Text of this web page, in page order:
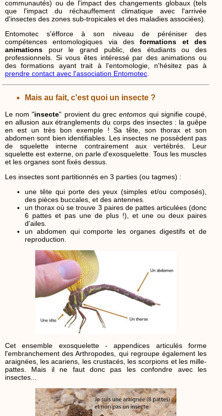
communautés) ou de l'impact des changements globaux (tels
que l'impact du réchauffement climatique avec l'arrivée
d'insectes des zones sub-tropicales et des maladies associées).
Entomotec s'éfforce à son niveau de péréniser des
compétences entomologiques via desformations et des
animations pour le grand public, des étudiants ou des
professionnels. Si vous êtes intéressé par des animations ou
des formations ayant trait à l'entomologie, n'hésitez pas à
prendre contact avec l'association Entomotec
Mais au fait, c'est quoi un insecte ?
Le nom "insecte" provient du grecentomos qui signifie coupé,
en allusion aux étranglements du corps des insectes : la guêpe
en est un très bon exemple ! Sa tête, son thorax et son
abdomen sont bien identifiables. Les insectes ne possèdent pas
de squelette interne contrairement aux vertébrés. Leur
squelette est externe, on parle d'exosquelette. Tous les muscles
et les organes sont fixés dessus.
Les insectes sont partitionnés en 3 parties (ou tagmes) :
une tête qui porte des yeux (simples et/ou composés),
des pièces buccales, et des antennes.
un thorax où se trouve 3 paires de pattes articulées (donc
6 pattes et pas une de plus !), et une ou deux paires
d'ailes.
un abdomen qui comporte les organes digestifs et de
reproduction.
Cet ensemble exosquelette - appendices articulés forme
l'embranchement des Arthropodes, qui regroupe également les
araignées, les acariens, les crustacés, les scorpions et les mille-
pattes. Mais il ne faut donc pas les confondre avec les
insectes...